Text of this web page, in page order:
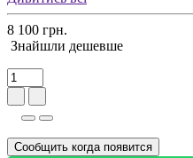
8 100 грн.
Знайшли дешевше
Сообщить когда появится